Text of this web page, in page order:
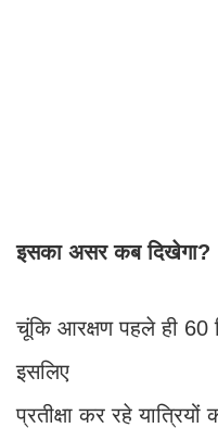
इसका असर कब दिखेगा?
चूंकि आरक्षण पहले ही 60
इसलिए
प्रतीक्षा कर रहे